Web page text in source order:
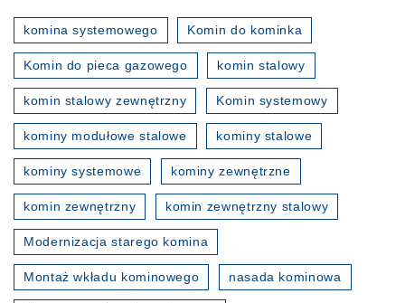
komina systemowego Komin do kominka
Komin do pieca gazowego komin stalowy
komin stalowy zewnętrzny Komin systemowy
kominy modułowe stalowe kominy stalowe
kominy systemowe kominy zewnętrzne
komin zewnętrzny komin zewnętrzny stalowy
Modernizacja starego komina
Montaż wkładu kominowego nasada kominowa